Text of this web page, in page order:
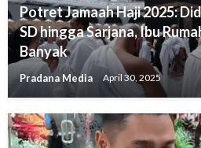
Potret Jamaah Haji 2025:
SD hingga Sarjana, Ibu
Banyak
Pradana Media April 30, 2025